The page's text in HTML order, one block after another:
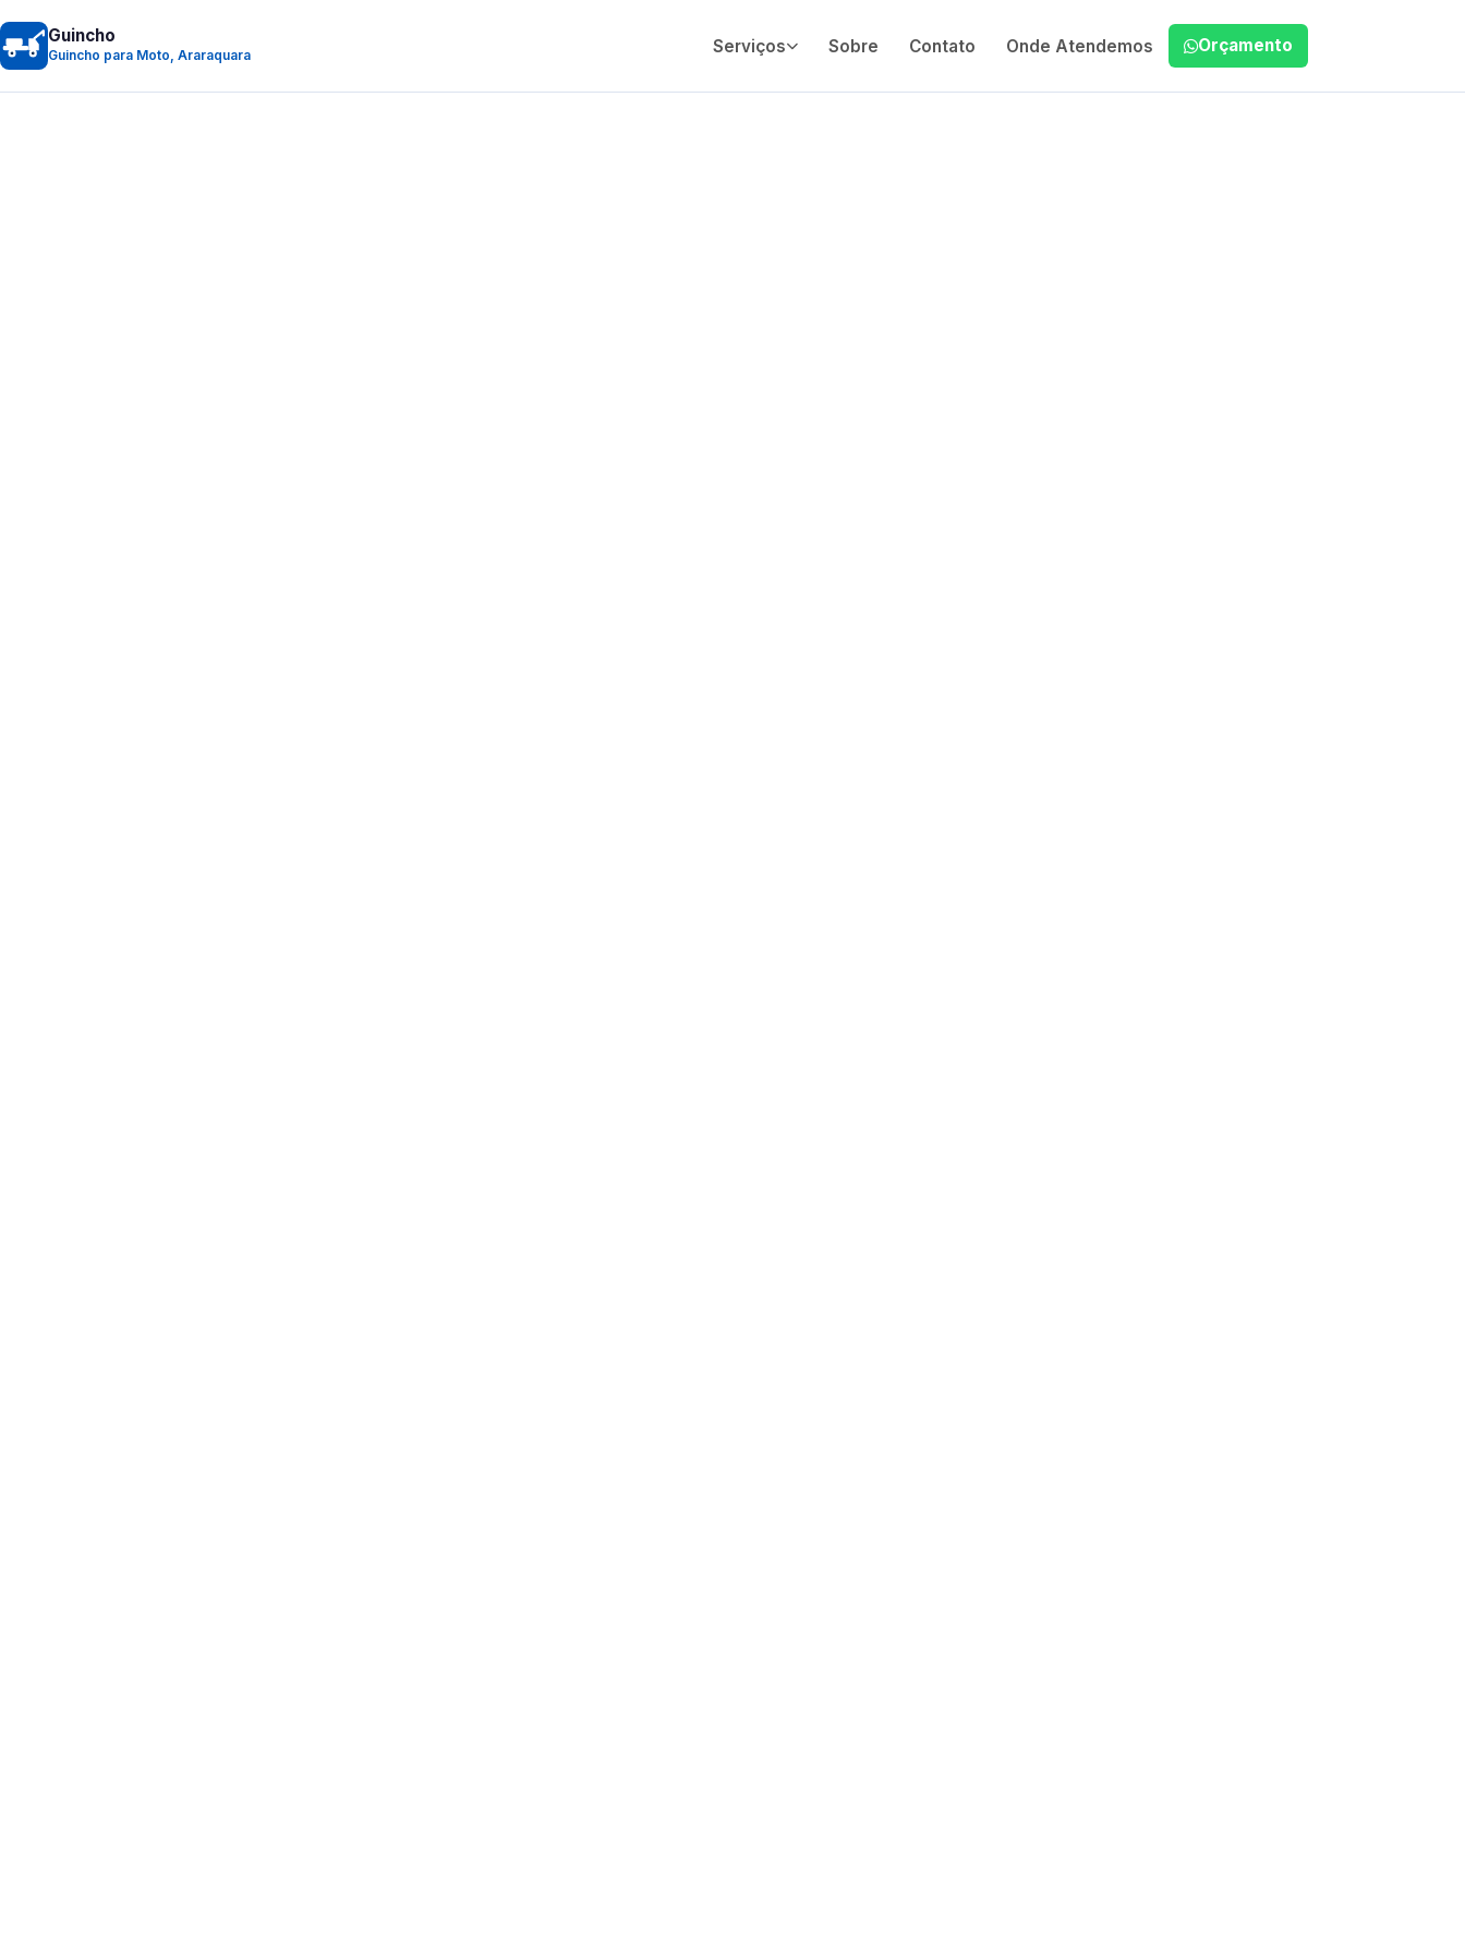
Guincho
Guincho para Moto, Araraquara Serviços Sobre Contato Onde Atendemos Orçamento